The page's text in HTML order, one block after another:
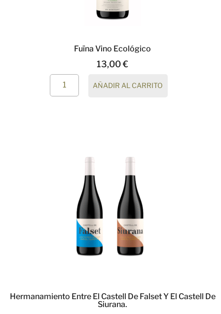
Fuïna Vino Ecológico
13,00€
AÑADIR AL CARRITO
Hermanamiento Entre El Castell De Falset Y El Castell De
Siurana.